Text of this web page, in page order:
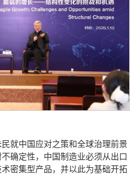
就中国应对之策和全球治理前景
确定性，中国制造业必须从出口
密集型产品，并以此为基础开拓